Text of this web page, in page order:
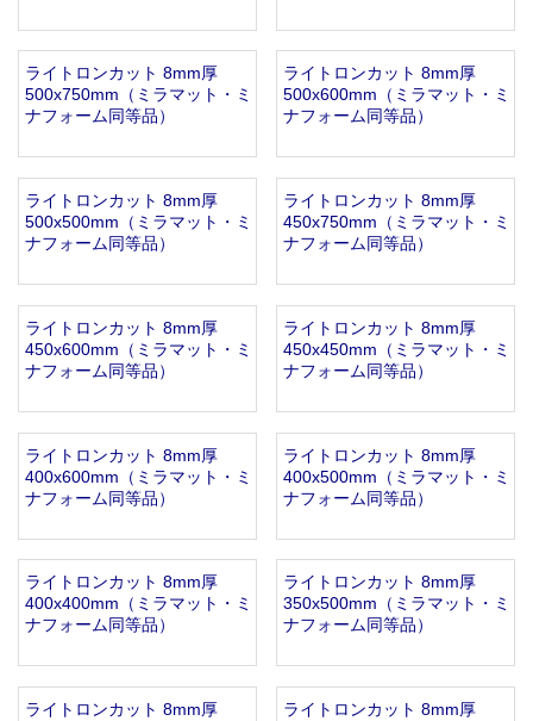
ライトロンカット 8mm厚
500x750mm（ミラマット・ミ
ナフォーム同等品）
ライトロンカット 8mm厚
500x600mm（ミラマット・ミ
ナフォーム同等品）
ライトロンカット 8mm厚
500x500mm（ミラマット・ミ
ナフォーム同等品）
ライトロンカット 8mm厚
450x750mm（ミラマット・ミ
ナフォーム同等品）
ライトロンカット 8mm厚
450x600mm（ミラマット・ミ
ナフォーム同等品）
ライトロンカット 8mm厚
450x450mm（ミラマット・ミ
ナフォーム同等品）
ライトロンカット 8mm厚
400x600mm（ミラマット・ミ
ナフォーム同等品）
ライトロンカット 8mm厚
400x500mm（ミラマット・ミ
ナフォーム同等品）
ライトロンカット 8mm厚
400x400mm（ミラマット・ミ
ナフォーム同等品）
ライトロンカット 8mm厚
350x500mm（ミラマット・ミ
ナフォーム同等品）
ライトロンカット 8mm厚
ライトロンカット 8mm厚